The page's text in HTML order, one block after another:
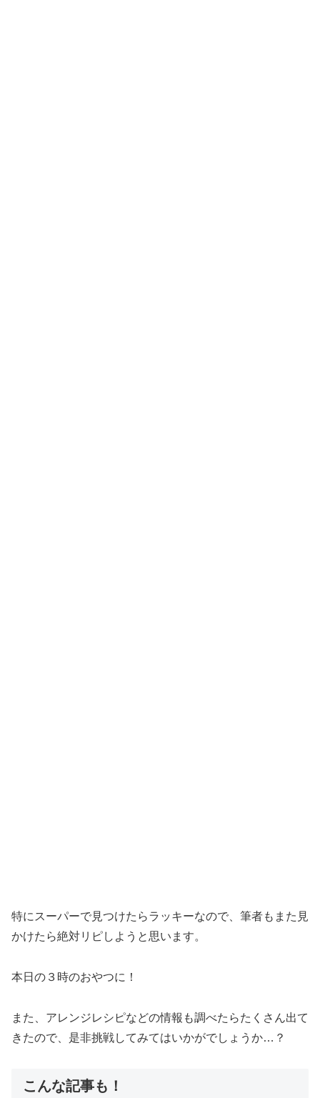
特にスーパーで見つけたらラッキーなので、筆者もまた見
かけたら絶対リピしようと思います。
本日の３時のおやつに！
また、アレンジレシピなどの情報も調べたらたくさん出て
きたので、是非挑戦してみてはいかがでしょうか…？
こんな記事も！